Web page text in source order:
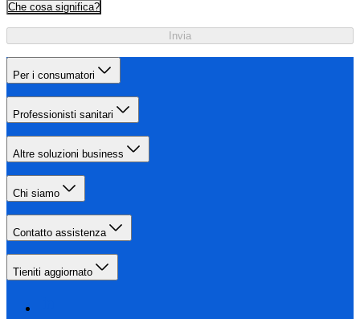
Che cosa significa?
Invia
Per i consumatori
Professionisti sanitari
Altre soluzioni business
Chi siamo
Contatto assistenza
Tieniti aggiornato